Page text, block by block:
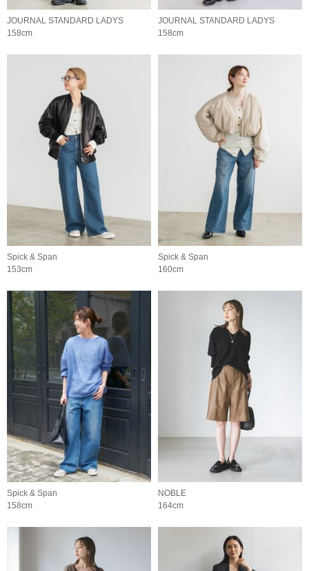
JOURNAL STANDARD LADYS
158cm
JOURNAL STANDARD LADYS
158cm
Spick & Span
153cm
Spick & Span
160cm
Spick & Span
158cm
NOBLE
164cm